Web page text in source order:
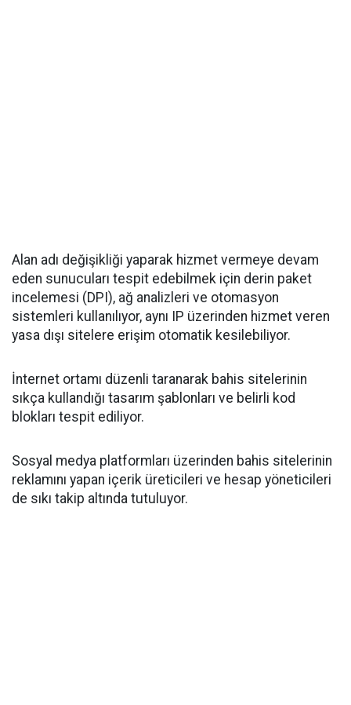
Alan adı değişikliği yaparak hizmet vermeye devam
eden sunucuları tespit edebilmek için derin paket
incelemesi (DPI), ağ analizleri ve otomasyon
sistemleri kullanılıyor, aynı IP üzerinden hizmet veren
yasa dışı sitelere erişim otomatik kesilebiliyor.
İnternet ortamı düzenli taranarak bahis sitelerinin
sıkça kullandığı tasarım şablonları ve belirli kod
blokları tespit ediliyor.
Sosyal medya platformları üzerinden bahis sitelerinin
reklamını yapan içerik üreticileri ve hesap yöneticileri
de sıkı takip altında tutuluyor.